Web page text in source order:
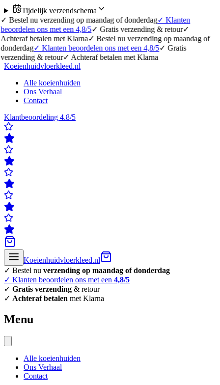
Tijdelijk verzendschema
Bestel nu verzending op maandag of donderdag✓Klanten
ons met een 4,8/5✓Gratis verzending & retour✓
betalen met Klarna✓Bestel nu verzending op maandag of
✓Klanten beoordelen ons met een 4,8/5✓Gratis
& retour✓Achteraf betalen met Klarna
Koeienhuidvloerkleed.nl
Alle koeienhuiden
Ons Verhaal
Contact
Klantbeoordeling 4.8/5
Koeienhuidvloerkleed.nl
✓ Bestel nu verzending op maandag of donderdag
✓ Klanten beoordelen ons met een 4,8/5
✓ Gratis verzending & retour
✓ Achteraf betalen met Klarna
Menu
Alle koeienhuiden
Ons Verhaal
Contact